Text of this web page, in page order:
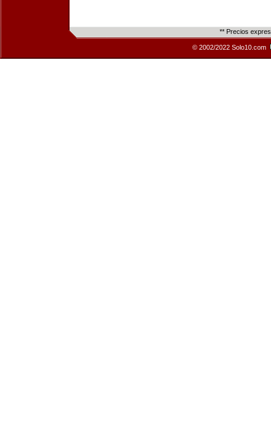
** Precios
© 2002/2022 Solo10.com